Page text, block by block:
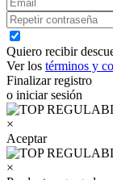
Quiero recibir
Ver los términos y
Finalizar registro
o iniciar sesión
×
Aceptar
×